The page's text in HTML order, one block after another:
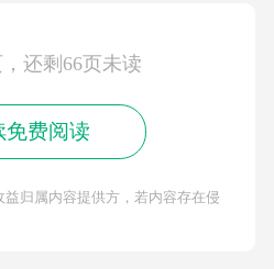
还剩66页未读
免费阅读
归属内容提供方，若内容存在侵